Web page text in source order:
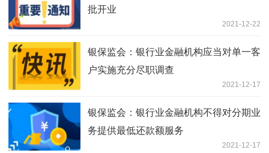
批开业
2021-12-22
银保监会：银行业金融机构应当对单一客
户实施充分尽职调查
2021-12-17
银保监会：银行业金融机构不得对分期业
务提供最低还款额服务
2021-12-17